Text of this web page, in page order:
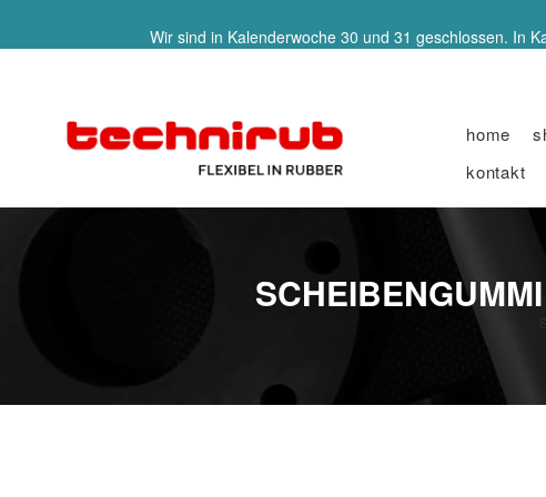
Wir sind in Kalenderwoche 30 und 31 geschlossen. In
home
kontakt